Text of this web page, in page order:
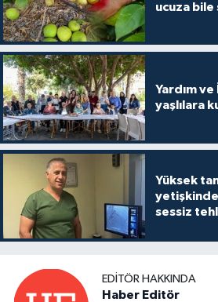
ucuza bile
Yardım ve
yaşlılara
Yüksek
sessiz
EDITÖR HAKKINDA
Haber Editör